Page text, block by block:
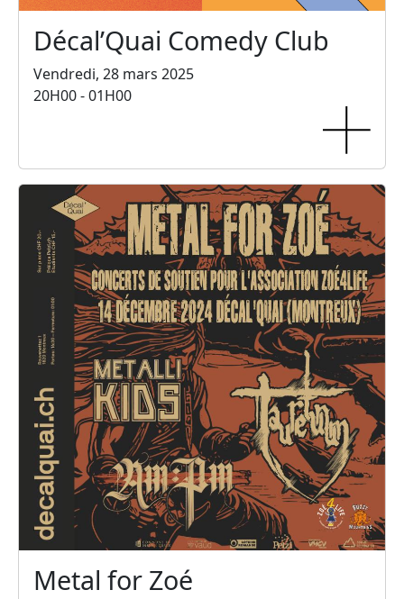
Décal’Quai Comedy Club
Vendredi, 28 mars 2025
20H00 - 01H00
Metal for Zoé